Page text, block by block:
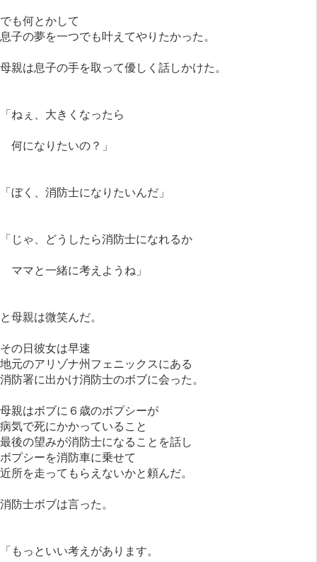
でも何とかして
息子の夢を一つでも叶えてやりたかった。
母親は息子の手を取って優しく話しかけた。
「ねぇ、大きくなったら
何になりたいの？」
「ぼく、消防士になりたいんだ」
「じゃ、どうしたら消防士になれるか
ママと一緒に考えようね」
と母親は微笑んだ。
その日彼女は早速
地元のアリゾナ州フェニックスにある
消防署に出かけ消防士のボブに会った。
母親はボブに６歳のボプシーが
病気で死にかかっていること
最後の望みが消防士になることを話し
ボプシーを消防車に乗せて
近所を走ってもらえないかと頼んだ。
消防士ボブは言った。
「もっといい考えがあります。